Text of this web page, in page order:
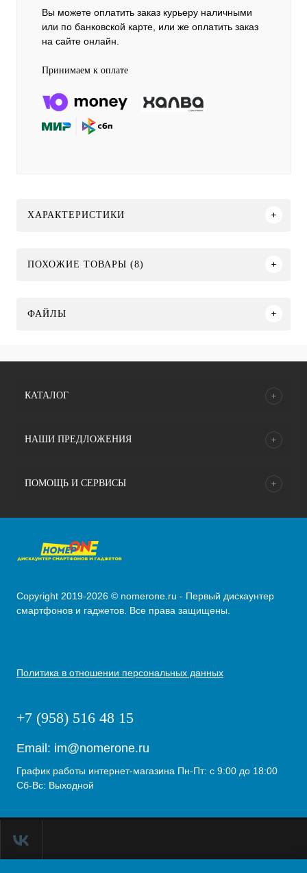
Вы можете оплатить заказ курьеру наличными
или по банковской карте, или же оплатить заказ
на сайте онлайн.
Принимаем к оплате
ХАРАКТЕРИСТИКИ
ПОХОЖИЕ ТОВАРЫ (8)
ФАЙЛЫ
КАТАЛОГ
НАШИ ПРЕДЛОЖЕНИЯ
ПОМОЩЬ И СЕРВИСЫ
Copyright 2019-2026 © nomerone.ru - Первый дискаунтер
смартфонов и гаджетов. Все права защищены.
Политика в отношении персональных данных
+7 (958) 516 48 15
Email: im@nomerone.ru
График работы интернет-магазина Пн-Пт: с 9:00 до 18:00
Сб-Вс: Выходной